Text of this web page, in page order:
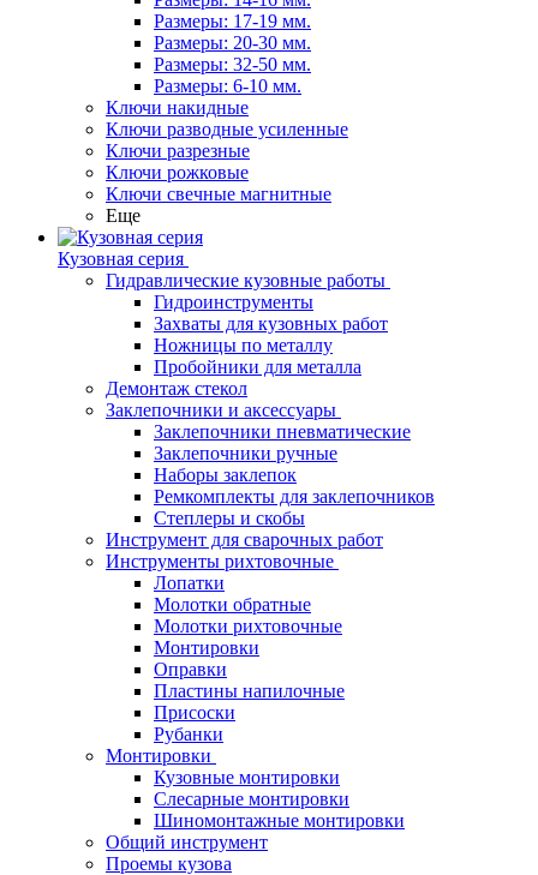
Размеры: 17-19 мм.
Размеры: 20-30 мм.
Размеры: 32-50 мм.
Размеры: 6-10 мм.
Ключи накидные
Ключи разводные усиленные
Ключи разрезные
Ключи рожковые
Ключи свечные магнитные
Еще
Кузовная серия
Гидравлические кузовные работы
Гидроинструменты
Захваты для кузовных работ
Ножницы по металлу
Пробойники для металла
Демонтаж стекол
Заклепочники и аксессуары
Заклепочники пневматические
Заклепочники ручные
Наборы заклепок
Ремкомплекты для заклепочников
Степлеры и скобы
Инструмент для сварочных работ
Инструменты рихтовочные
Лопатки
Молотки обратные
Молотки рихтовочные
Монтировки
Оправки
Пластины напилочные
Присоски
Рубанки
Монтировки
Кузовные монтировки
Слесарные монтировки
Шиномонтажные монтировки
Общий инструмент
Проемы кузова